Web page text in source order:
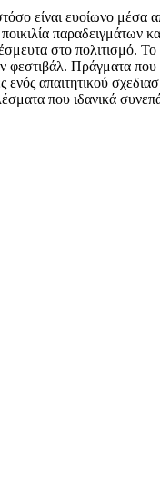
είναι ευοίωνο μέσα
στο πολιτισμό. Το
Πράγματα
απαιτητικού
που ιδανικά